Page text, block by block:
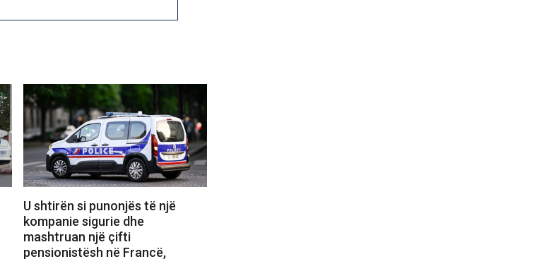
U shtirën si punonjës të një
kompanie sigurie dhe
mashtruan një çifti
pensionistësh në Francë,